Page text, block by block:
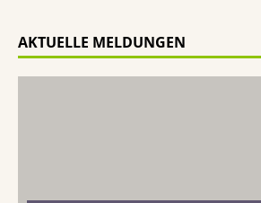
AKTUELLE MELDUNGEN